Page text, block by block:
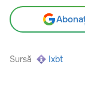
Sursă Ixbt